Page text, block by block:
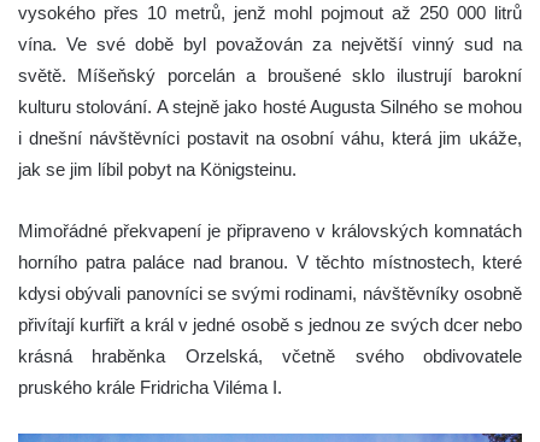
vysokého přes 10 metrů, jenž mohl pojmout až 250 000 litrů
vína. Ve své době byl považován za největší vinný sud na
světě. Míšeňský porcelán a broušené sklo ilustrují barokní
kulturu stolování. A stejně jako hosté Augusta Silného se mohou
i dnešní návštěvníci postavit na osobní váhu, která jim ukáže,
jak se jim líbil pobyt na Königsteinu.
Mimořádné překvapení je připraveno v královských komnatách
horního patra paláce nad branou. V těchto místnostech, které
kdysi obývali panovníci se svými rodinami, návštěvníky osobně
přivítají kurfiřt a král v jedné osobě s jednou ze svých dcer nebo
krásná hraběnka Orzelská, včetně svého obdivovatele
pruského krále Fridricha Viléma I.